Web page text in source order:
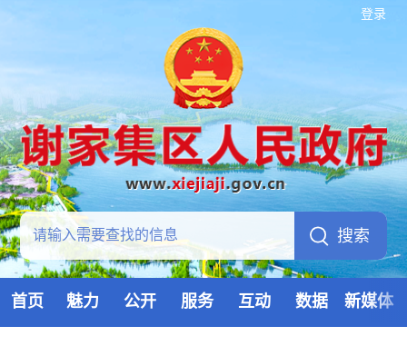
登录
首页 魅力 公开 服务 互动 数据 新媒体